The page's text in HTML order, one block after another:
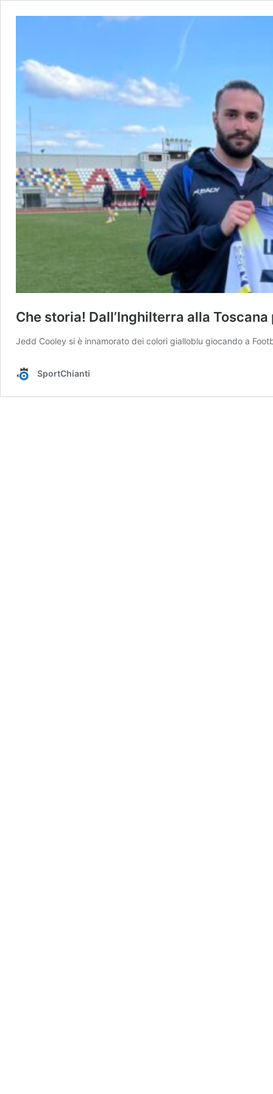
Che storia! Dall’Inghilterra alla
Jedd Cooley si è innamorato dei colori gialloblu giocando a
SportChianti